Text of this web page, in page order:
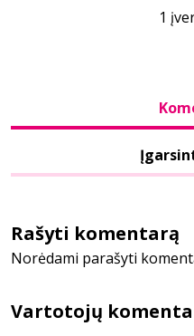
1
Vartotojų
Rašyti komentarą
Norėdami parašyti